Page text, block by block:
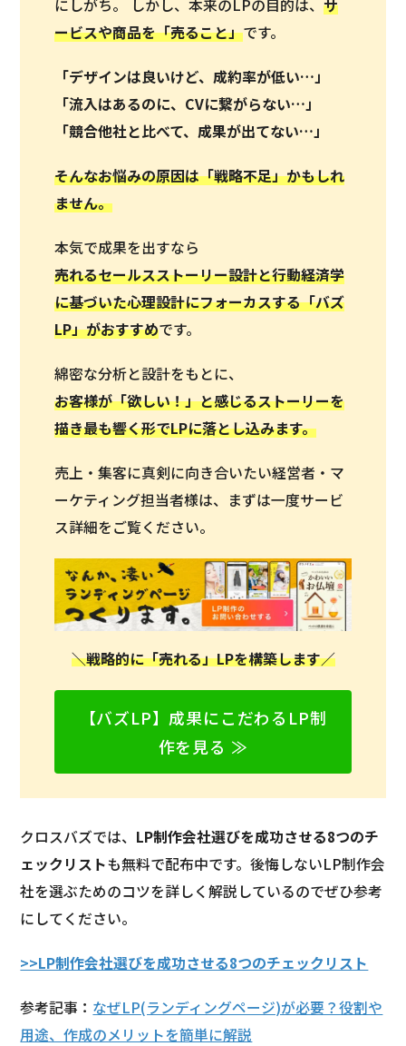
にしがち。 しかし、本来のLPの目的は、サ
ービスや商品を「売ること」です。
「デザインは良いけど、成約率が低い…」
「流入はあるのに、CVに繋がらない…」
「競合他社と比べて、成果が出てない…」
そんなお悩みの原因は「戦略不足」かもしれ
ません。
本気で成果を出すなら
売れるセールスストーリー設計と行動経済学
に基づいた心理設計にフォーカスする「バズ
LP」がおすすめです。
綿密な分析と設計をもとに、
お客様が「欲しい！」と感じるストーリーを
描き最も響く形でLPに落とし込みます。
売上・集客に真剣に向き合いたい経営者・マ
ーケティング担当者様は、まずは一度サービ
ス詳細をご覧ください。
＼戦略的に「売れる」LPを構築します／
【バズLP】成果にこだわるLP制
作を見る ≫
クロスバズでは、 LP制作会社選びを成功させる8つのチ
ェックリストも無料で配布中です。後悔しないLP制作会
社を選ぶためのコツを詳しく解説しているのでぜひ参考
にしてください。
>>LP制作会社選びを成功させる8つのチェックリスト
参考記事： なぜLP(ランディングページ)が必要？役割や
用途、作成のメリットを簡単に解説